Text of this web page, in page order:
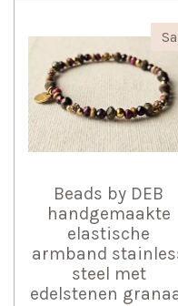
Beads by DEB
handgemaakte
elastische
armband
steel met
edelstenen